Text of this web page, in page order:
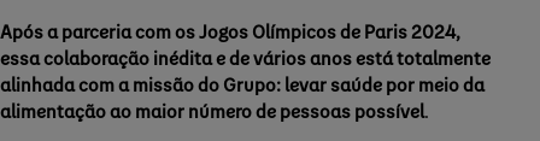
Após a parceria com os Jogos Olímpicos de Paris 2024,
essa colaboração inédita e de vários anos está totalmente
alinhada com a missão do Grupo: levar saúde por meio da
alimentação ao maior número de pessoas possível.